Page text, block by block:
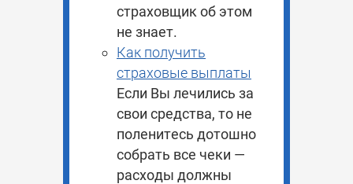
страховщик об этом
не знает.
Как получить
страховые выплаты
Если Вы лечились за
свои средства, то не
поленитесь дотошно
собрать все чеки —
расходы должны